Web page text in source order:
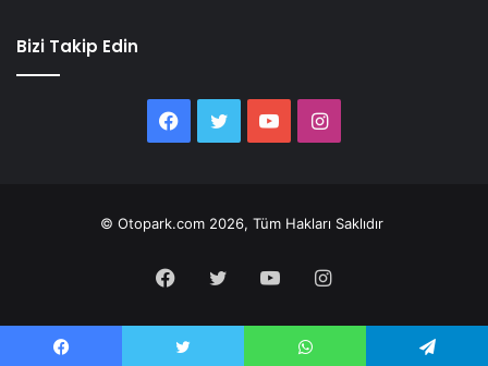
Bizi Takip Edin
Facebook
Twitter YouTubeInstagram
© Otopark.com 2026, Tüm Hakları Saklıdır
Facebook
Twitter YouTubeInstagram